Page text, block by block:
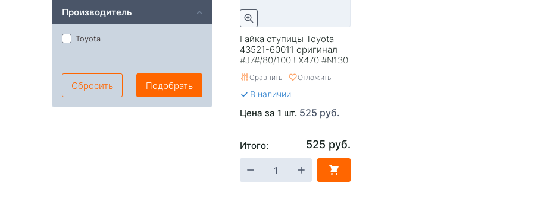
Гайка ступицы Toyota
43521-60011 оригинал
#J7#/80/100 LX470 #N130
Сравнить Отложить
В наличии
Цена за 1 шт. 525 руб.
Итого: 525 руб.
Производитель
Toyota
Сбросить Подобрать